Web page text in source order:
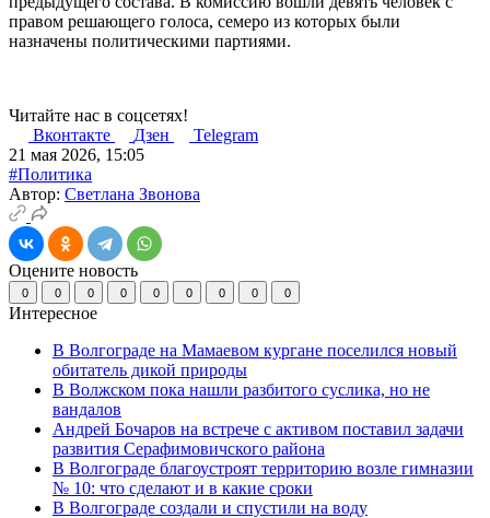
правом решающего голоса, семеро из которых были
назначены политическими партиями.
Читайте нас в соцсетях!
Вконтакте
Дзен
Telegram
21 мая 2026, 15:05
#Политика
Автор: Светлана Звонова
Оцените новость
0 0 0 0 0 0 0 0 0
Интересное
В Волгограде на Мамаевом кургане поселился новый
обитатель дикой природы
В Волжском пока нашли разбитого суслика, но не
вандалов
Андрей Бочаров на встрече с активом поставил задачи
развития Серафимовичского района
В Волгограде благоустроят территорию возле гимназии
№ 10: что сделают и в какие сроки
В Волгограде создали и спустили на воду